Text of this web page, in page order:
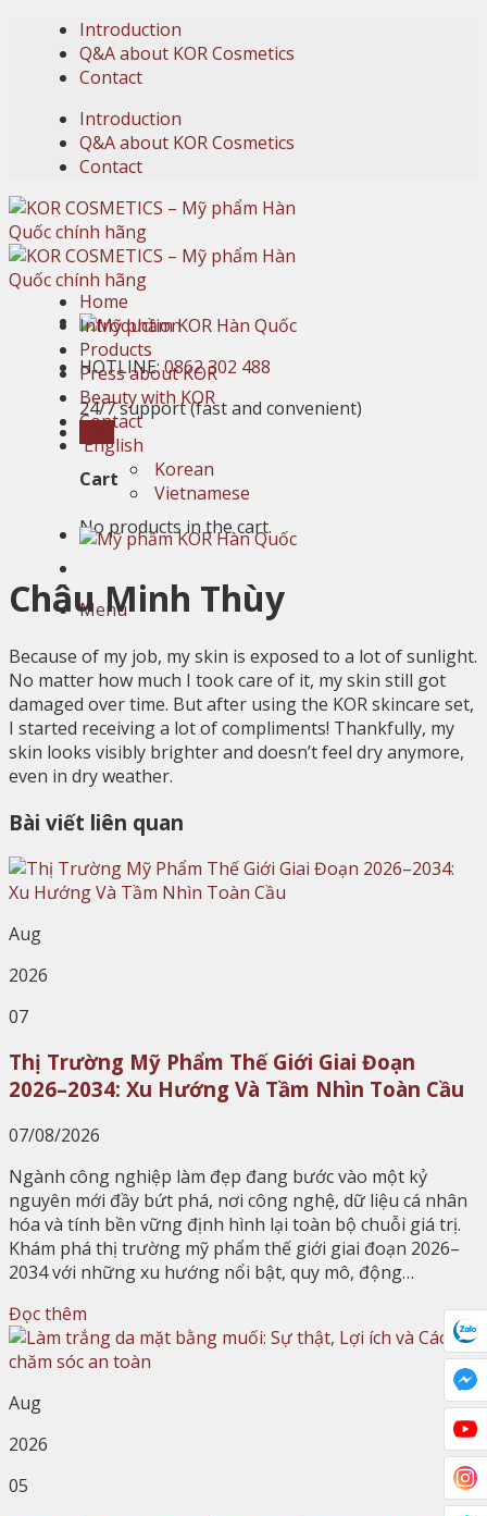
content
Introduction
Q&A about KOR Cosmetics
Contact
Introduction
Q&A about KOR Cosmetics
Contact
HOTLINE:0862 302 488
24/7 support (fast and convenient)
Cart
No products in the cart.
Menu
Home
Introduction
Products
Press about KOR
Beauty with KOR
Contact
English
Korean
Vietnamese
Châu Minh Thùy
Because of my job, my skin is exposed to a lot of sunlight.
No matter how much I took care of it, my skin still got
damaged over time. But after using the KOR skincare set,
I started receiving a lot of compliments! Thankfully, my
skin looks visibly brighter and doesn’t feel dry anymore,
even in dry weather.
Bài viết liên quan
Aug
2026
07
Thị Trường Mỹ Phẩm Thế Giới Giai Đoạn
2026–2034: Xu Hướng Và Tầm Nhìn Toàn Cầu
07/08/2026
Ngành công nghiệp làm đẹp đang bước vào một kỷ
nguyên mới đầy bứt phá, nơi công nghệ, dữ liệu cá nhân
hóa và tính bền vững định hình lại toàn bộ chuỗi giá trị.
Khám phá thị trường mỹ phẩm thế giới giai đoạn 2026–
2034 với những xu hướng nổi bật, quy mô, động…
Đọc thêm
Aug
2026
05